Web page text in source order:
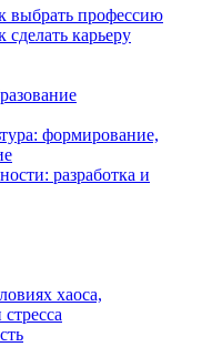
выбрать профессию
карьеру
формирование,
разработка и
хаоса,